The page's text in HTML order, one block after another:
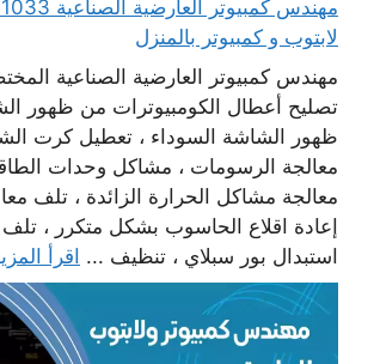
لابتوب و كمبيوتر بالمنزل
مهندس كمبيوتر العارضية الصناعية
تصليح أعطال الكومبيوترات من ظهور
ظهور الشاشة السوداء ، تعطيل كرت
معالجة الرسومات ، مشاكل وحدات
معالجة مشاكل الحرارة الزائدة ، تلف
إعادة اقلاع الحاسوب بشكل متكرر ، تلف
استبدال بور سبلاي ، تنظيف ... اقرأ